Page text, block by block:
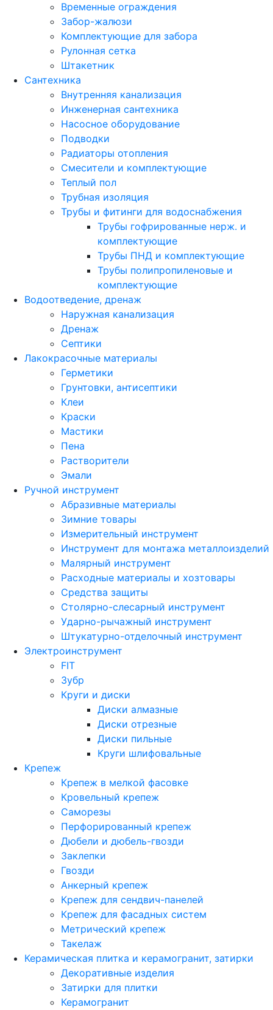
Временные ограждения
Забор-жалюзи
Комплектующие для забора
Рулонная сетка
Штакетник
Сантехника
Внутренняя канализация
Инженерная сантехника
Насосное оборудование
Подводки
Радиаторы отопления
Смесители и комплектующие
Теплый пол
Трубная изоляция
Трубы и фитинги для водоснабжения
Трубы гофрированные нерж. и
комплектующие
Трубы ПНД и комплектующие
Трубы полипропиленовые и
комплектующие
Водоотведение, дренаж
Наружная канализация
Дренаж
Септики
Лакокрасочные материалы
Герметики
Грунтовки, антисептики
Клеи
Краски
Мастики
Пена
Растворители
Эмали
Ручной инструмент
Абразивные материалы
Зимние товары
Измерительный инструмент
Инструмент для монтажа металлоизделий
Малярный инструмент
Расходные материалы и хозтовары
Средства защиты
Столярно-слесарный инструмент
Ударно-рычажный инструмент
Штукатурно-отделочный инструмент
Электроинструмент
FIT
Зубр
Круги и диски
Диски алмазные
Диски отрезные
Диски пильные
Круги шлифовальные
Крепеж
Крепеж в мелкой фасовке
Кровельный крепеж
Саморезы
Перфорированный крепеж
Дюбели и дюбель-гвозди
Заклепки
Гвозди
Анкерный крепеж
Крепеж для сендвич-панелей
Крепеж для фасадных систем
Метрический крепеж
Такелаж
Керамическая плитка и керамогранит, затирки
Декоративные изделия
Затирки для плитки
Керамогранит